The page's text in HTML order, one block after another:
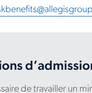
de travailler un